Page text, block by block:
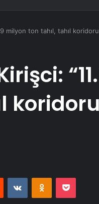
milyon ton tahıl, tahıl
Reddit VKontakteOdnoklassniki
Pocket